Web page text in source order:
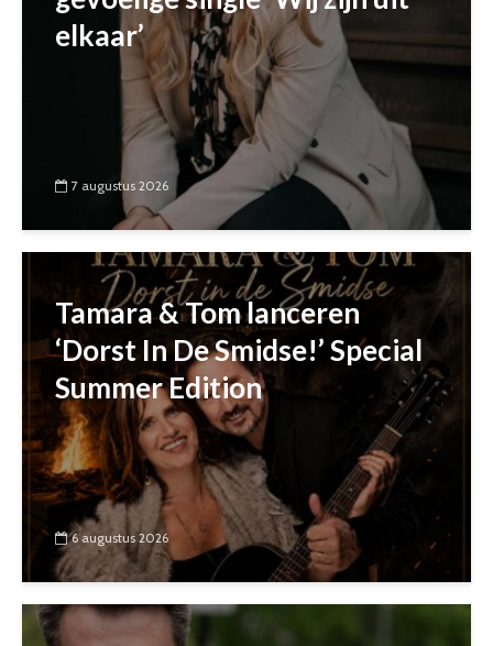
elkaar’
7 augustus 2026
Tamara & Tom lanceren
‘Dorst In De Smidse!’ Special
Summer Edition
6 augustus 2026